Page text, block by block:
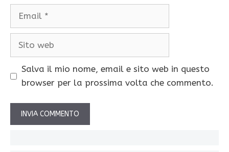
Email
Sito
Salva il mio nome, email e sito web in questo
browser per la prossima volta che commento.